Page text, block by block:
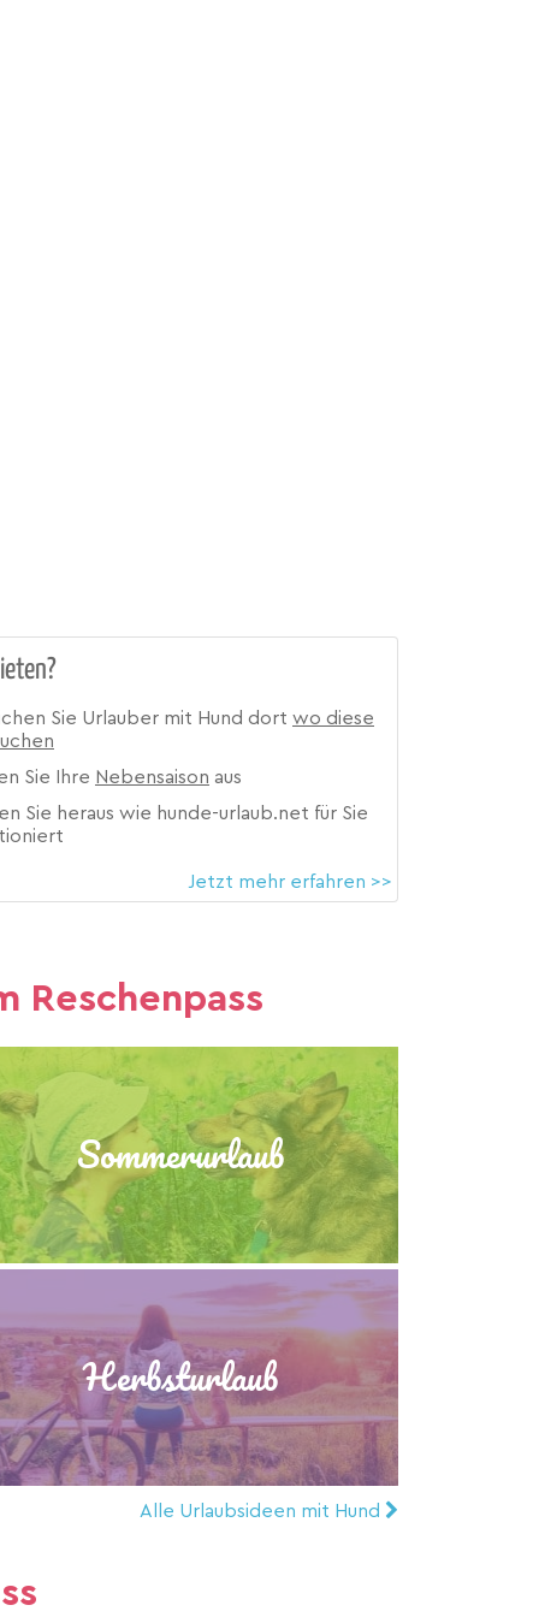
Sie Urlauber mit Hund dort wo diese
Sie Ihre Nebensaison aus
Sie heraus wie hunde-urlaub.net für Sie
Jetzt mehr erfahren >>
Reschenpass
Sommerurlaub
Herbsturlaub
Alle Urlaubsideen mit Hund